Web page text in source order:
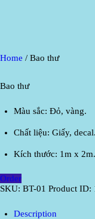
Home / Bao thư
Bao thư
Màu sắc: Đỏ, vàng.
Chất liệu: Giấy, decal.
Kích thước: 1m x 2m.
Order
SKU: BT-01 Product ID:
Description